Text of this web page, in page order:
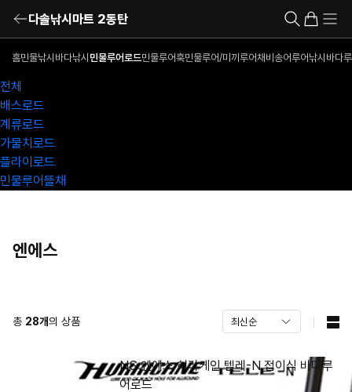
다솔낚시마트 2동탄
홈민물낚시 바다낚시 민물루어로드민물루어훅민물루어/미끼 루어채비 송어루어낚시 바다
전체
배스로드
계류로드
가물치로드
플라이로드
민물루어뜰채
엔에스
총 28개의 상품
NS 엔에스 허리케인 텔레-N 접이식 바다루
어로드